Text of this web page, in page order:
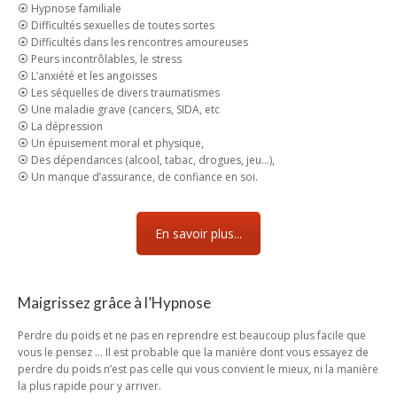
⦿ Hypnose familiale
⦿ Difficultés sexuelles de toutes sortes
⦿ Difficultés dans les rencontres amoureuses
⦿ Peurs incontrôlables, le stress
⦿ L’anxiété et les angoisses
⦿ Les séquelles de divers traumatismes
⦿ Une maladie grave (cancers, SIDA, etc
⦿ La dépression
⦿ Un épuisement moral et physique,
⦿ Des dépendances (alcool, tabac, drogues, jeu…),
⦿ Un manque d’assurance, de confiance en soi.
En savoir plus...
Maigrissez grâce à l’Hypnose
Perdre du poids et ne pas en reprendre est beaucoup plus facile que
vous le pensez … Il est probable que la manière dont vous essayez de
perdre du poids n’est pas celle qui vous convient le mieux, ni la manière
la plus rapide pour y arriver.